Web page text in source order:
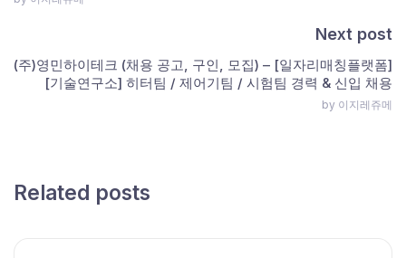
Next post
(주)영민하이테크 (채용 공고, 구인, 모집) – [일자리매칭플랫폼]
[기술연구소] 히터팀 / 제어기팀 / 시험팀 경력 & 신입 채용
by 이지레쥬메
Related posts